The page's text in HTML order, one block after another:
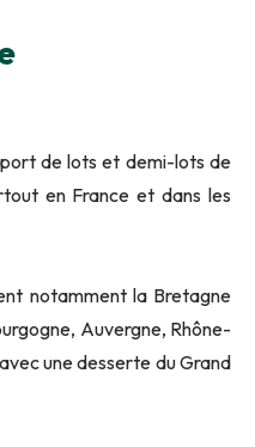
de lots et demi-lots de
en France et dans les
notamment la Bretagne
Auvergne, Rhône-
une desserte du Grand